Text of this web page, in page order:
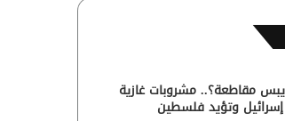
مقاطعة؟.. مشروبات غازية
وتؤيد فلسطين